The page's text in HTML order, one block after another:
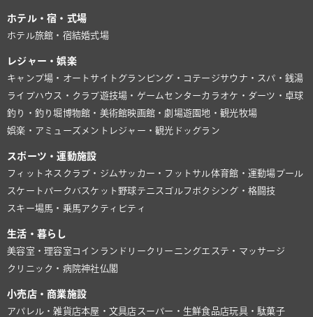
ホテル・宿・式場
ホテル旅館・宿結婚式場
レジャー・娯楽
キャンプ場・オートサイト グランピング・コテージサウナ・スパ・銭湯
ライブハウス・クラブ遊技場・ゲームセンターカラオケ・ダーツ・卓球
釣り・釣り堀博物館・美術館映画館・劇場遊園地・観光牧場
娯楽・アミューズメント レジャー・観光 ドッグラン
スポーツ・運動施設
フィットネスクラブ・ジム サッカー・フットサル体育館・運動場プール
スケートパーク バスケット 野球テニス ゴルフ ボクシング・格闘技
スキー場馬・乗馬アクティビティ
生活・暮らし
美容室・理容室 コインランドリー クリーニングエステ・マッサージ
クリニック・病院神社仏閣
小売店・商業施設
アパレル・雑貨店本屋・文具店 スーパー・生鮮食品店玩具・駄菓子